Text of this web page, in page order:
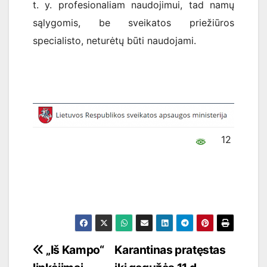
t. y. profesionaliam naudojimui, tad namų
sąlygomis, be sveikatos priežiūros
specialisto, neturėtų būti naudojami.
12
NavigacijaKarantinas pratęstas
„Iš Kampo“